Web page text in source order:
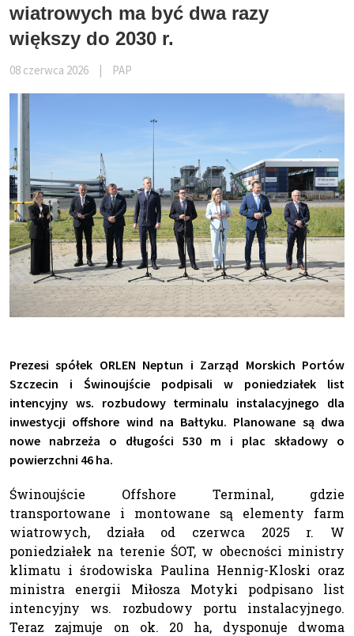
wiatrowych ma być dwa razy
większy do 2030 r.
08 czerwca 2026 PAP
Prezesi spółek ORLEN Neptun i Zarząd Morskich Portów
Szczecin i Świnoujście podpisali w poniedziałek list
intencyjny ws. rozbudowy terminalu instalacyjnego dla
inwestycji offshore wind na Bałtyku. Planowane są dwa
nowe nabrzeża o długości 530 m i plac składowy o
powierzchni 46 ha.
Świnoujście Offshore Terminal, gdzie
transportowane i montowane są elementy farm
wiatrowych, działa od czerwca 2025 r. W
poniedziałek na terenie ŚOT, w obecności ministry
klimatu i środowiska Paulina Hennig-Kloski oraz
ministra energii Miłosza Motyki podpisano list
intencyjny ws. rozbudowy portu instalacyjnego.
Teraz zajmuje on ok. 20 ha, dysponuje dwoma